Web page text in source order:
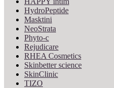
HydroPeptide
Masktini
NeoStrata
Phyto-c
Rejudicare
RHEA Cosmetics
Skinbetter science
SkinСlinic
TIZO